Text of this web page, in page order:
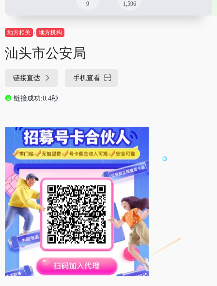
9 1,596
地方相关 地方机构
汕头市公安局
链接直达 手机查看
链接成功:0.4秒